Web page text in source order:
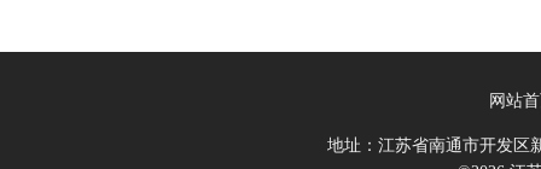
网站
地址：江苏省南通市开发区